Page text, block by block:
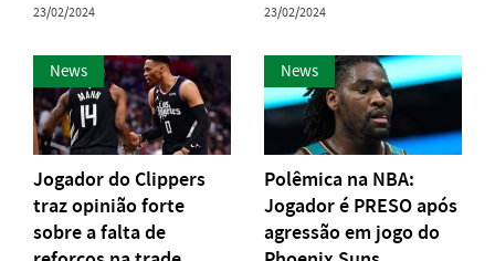
23/02/2024 23/02/2024
News
Jogador do Clippers
traz opinião forte
sobre a falta de
News
Polêmica na NBA:
Jogador é PRESO após
agressão em jogo do